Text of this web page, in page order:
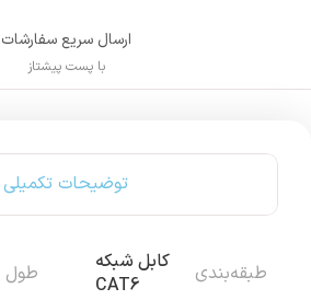
ارسال سریع سفارشات
با پست پیشتاز
توضیحات تکمیلی
طبقه‌بندی
کابل شبکه
CAT6
طول